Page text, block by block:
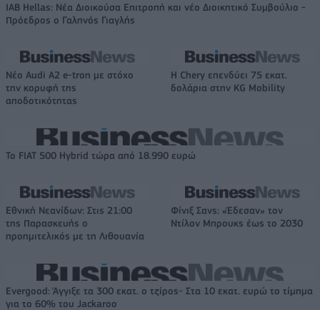
IAB Hellas: Νέα Διοικούσα Επιτροπή και νέο Διοικητικό Συμβούλιο -
Πρόεδρος ο Γαληνός Γιαγλής
Νέο Audi A2 e-tron με στόχο
την κορυφή της
αποδοτικότητας
Η Chery επενδύει 75 εκατ.
δολάρια στην KG Mobility
Το FIAT 500 Hybrid τώρα από 18.990 ευρώ
Εθνική Νεανίδων: Στις 21:00
της Παρασκευής ο
προημιτελικός με τη Λιθουανία
Φίνιξ Σανς: «Έδεσαν» τον
Ντίλον Μπρουκς έως το 2030
Evergood: Άγγιξε τα 300 εκατ. ο τζίρος- Στα 10 εκατ. ευρώ το τίμημα
για το 60% του Jackaroo